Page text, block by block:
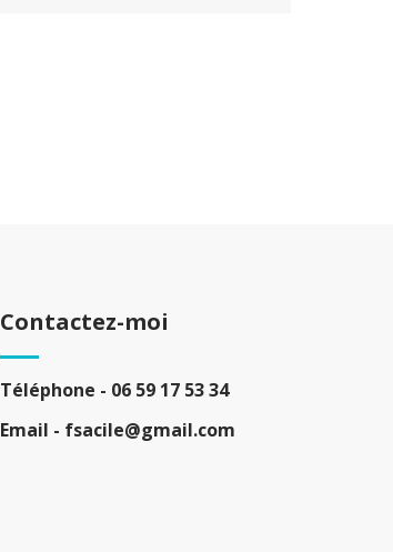
Contactez-moi
Téléphone - 06 59 17 53 34
Email - fsacile@gmail.com